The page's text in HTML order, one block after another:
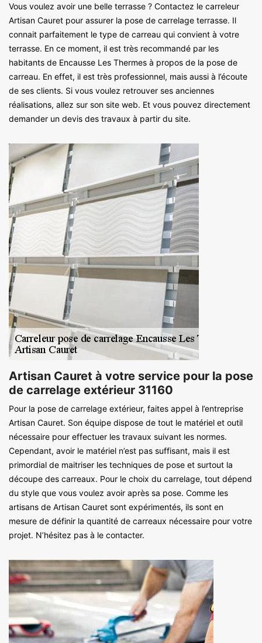
Vous voulez avoir une belle terrasse ? Contactez le carreleur
Artisan Cauret pour assurer la pose de carrelage terrasse. Il
connait parfaitement le type de carreau qui convient à votre
terrasse. En ce moment, il est très recommandé par les
habitants de Encausse Les Thermes à propos de la pose de
carreau. En effet, il est très professionnel, mais aussi à l’écoute
de ses clients. Si vous voulez retrouver ses anciennes
réalisations, allez sur son site web. Et vous pouvez directement
demander un devis des travaux à partir du site.
Artisan Cauret à votre service pour la pose
de carrelage extérieur 31160
Pour la pose de carrelage extérieur, faites appel à l’entreprise
Artisan Cauret. Son équipe dispose de tout le matériel et outil
nécessaire pour effectuer les travaux suivant les normes.
Cependant, avoir le matériel n’est pas suffisant, mais il est
primordial de maitriser les techniques de pose et surtout la
découpe des carreaux. Pour le choix du carrelage, tout dépend
du style que vous voulez avoir après sa pose. Comme les
artisans de Artisan Cauret sont expérimentés, ils sont en
mesure de définir la quantité de carreaux nécessaire pour votre
projet. N’hésitez pas à le contacter.